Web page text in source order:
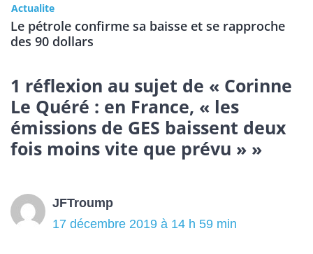
Actualite
Le pétrole confirme sa baisse et se rapproche
des 90 dollars
1 réflexion au sujet de « Corinne
Le Quéré : en France, « les
émissions de GES baissent deux
fois moins vite que prévu » »
JFTroump
17 décembre 2019 à 14 h 59 min